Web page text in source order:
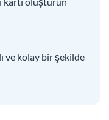
ve kolay bir şekilde